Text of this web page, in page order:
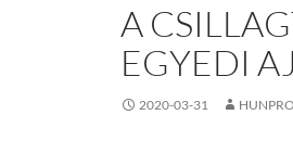
A
EGYEDI
2020-03-31